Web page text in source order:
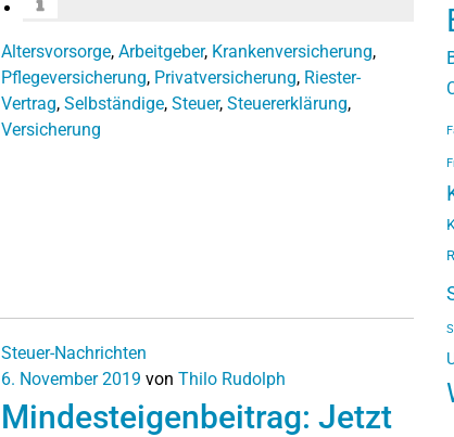
Altersvorsorge, Arbeitgeber, Krankenversicherung,
Pflegeversicherung, Privatversicherung, Riester-
Vertrag, Selbständige, Steuer, Steuererklärung,
Versicherung
Steuer-Nachrichten
6. November 2019 von Thilo Rudolph
Mindesteigenbeitrag: Jetzt